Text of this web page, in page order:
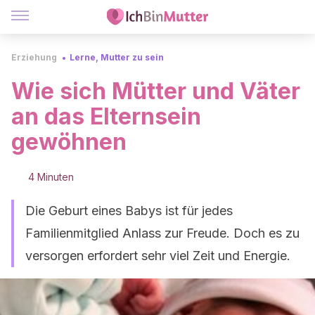
Erziehung Lerne, Mutter zu sein
Wie sich Mütter und Väter
an das Elternsein
gewöhnen
4 Minuten
Die Geburt eines Babys ist für jedes
Familienmitglied Anlass zur Freude. Doch es zu
versorgen erfordert sehr viel Zeit und Energie.